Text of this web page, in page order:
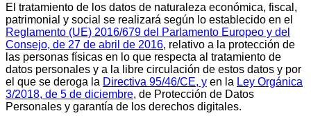
El tratamiento de los datos de naturaleza económica, fiscal,
patrimonial y social se realizará según lo establecido en el
Reglamento (UE) 2016/679 del Parlamento Europeo y del
Consejo, de 27 de abril de 2016, relativo a la protección de
las personas físicas en lo que respecta al tratamiento de
datos personales y a la libre circulación de estos datos y por
el que se deroga la Directiva 95/46/CE, y en la Ley Orgánica
3/2018, de 5 de diciembre, de Protección de Datos
Personales y garantía de los derechos digitales.